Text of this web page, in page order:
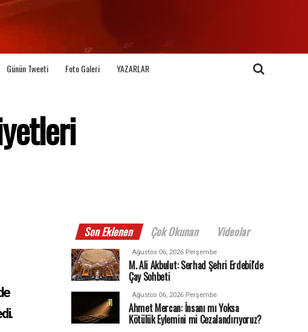
Günün Tweeti Foto Galeri YAZARLAR
Son Eklenen Çok Okunan Videolar
Ağustos 06, 2026 Perşembe
M. Ali Akbulut: Serhad Şehri Erdebil'de
Çay Sohbeti
Ağustos 06, 2026 Perşembe
Ahmet Mercan: İnsanı mı Yoksa
Kötülük Eylemini mi Cezalandırıyoruz?